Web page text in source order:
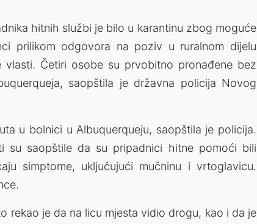
hitnih službi je bilo u karantinu zbog moguće
prilikom odgovora na poziv u ruralnom dijelu
vlasti. Četiri osobe su prvobitno pronađene bez
saopštila je državna policija Novog
u bolnici u Albuquerqueju, saopštila je policija.
su saopštile da su pripadnici hitne pomoći bili
simptome, uključujući mučninu i vrtoglavicu.
rekao je da na licu mjesta vidio drogu, kao i da je